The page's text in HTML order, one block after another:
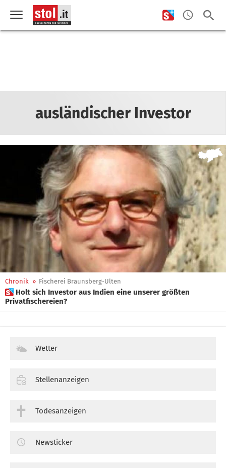
ausländischer Investor
Chronik » Fischerei Braunsberg-Ulten
 Holt sich Investor aus Indien eine unserer größten
Privatfischereien?
Wetter
Stellenanzeigen
Todesanzeigen
Newsticker